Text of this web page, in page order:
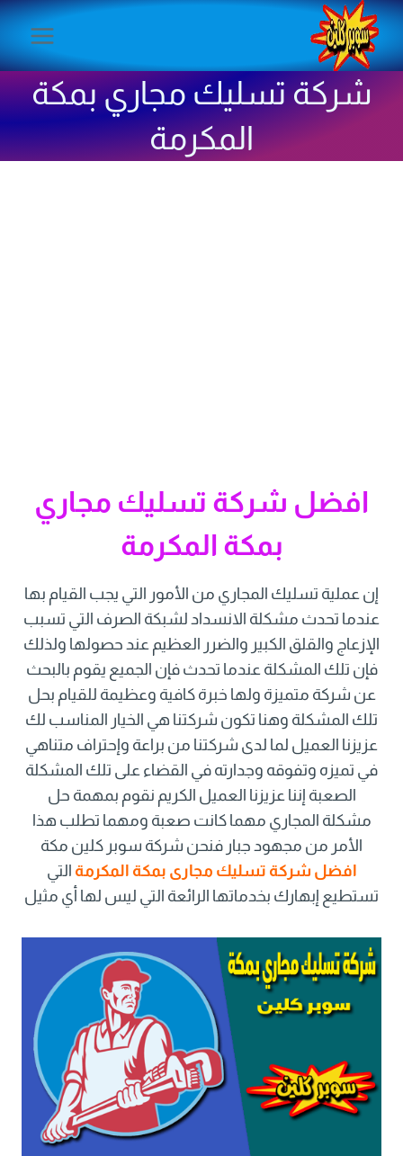
التجاوز
المحتوى
شركة تسليك مجاري بمكة
المكرمة
افضل شركة تسليك مجاري
بمكة المكرمة
إن عملية تسليك المجاري من الأمور التي يجب القيام بها
عندما تحدث مشكلة الانسداد لشبكة الصرف التي تسبب
الإزعاج والقلق الكبير والضرر العظيم عند حصولها ولذلك
فإن تلك المشكلة عندما تحدث فإن الجميع يقوم بالبحث
عن شركة متميزة ولها خبرة كافية وعظيمة للقيام بحل
تلك المشكلة وهنا تكون شركتنا هي الخيار المناسب لك
عزيزنا العميل لما لدى شركتنا من براعة وإحتراف متناهي
في تميزه وتفوقه وجدارته في القضاء على تلك المشكلة
الصعبة إننا عزيزنا العميل الكريم نقوم بمهمة حل
مشكلة المجاري مهما كانت صعبة ومهما تطلب هذا
الأمر من مجهود جبار فنحن شركة سوبر كلين مكة
افضل شركة تسليك مجارى بمكة المكرمة التي
تستطيع إبهارك بخدماتها الرائعة التي ليس لها أي مثيل